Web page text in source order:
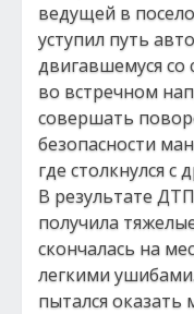
ведущей в
уступил путь
двигавшемуся со
во встречном
совершать
безопасности
где столкнулся
В результате
получила
скончалась на
легкими
пытался